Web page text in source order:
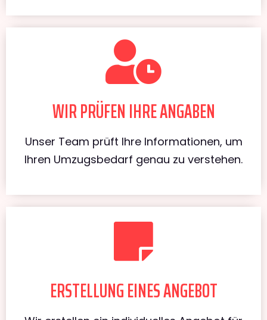
WIR PRÜFEN IHRE ANGABEN
Unser Team prüft Ihre Informationen, um
Ihren Umzugsbedarf genau zu verstehen.
ERSTELLUNG EINES ANGEBOT